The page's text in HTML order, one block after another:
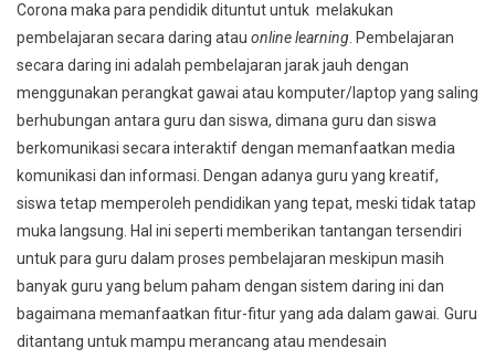
Corona maka para pendidik dituntut untuk melakukan
pembelajaran secara daring atau online learning . Pembelajaran
secara daring ini adalah pembelajaran jarak jauh dengan
menggunakan perangkat gawai atau komputer/laptop yang saling
berhubungan antara guru dan siswa, dimana guru dan siswa
berkomunikasi secara interaktif dengan memanfaatkan media
komunikasi dan informasi. Dengan adanya guru yang kreatif,
siswa tetap memperoleh pendidikan yang tepat, meski tidak tatap
muka langsung. Hal ini seperti memberikan tantangan tersendiri
untuk para guru dalam proses pembelajaran meskipun masih
banyak guru yang belum paham dengan sistem daring ini dan
bagaimana memanfaatkan fitur-fitur yang ada dalam gawai Guru
ditantang untuk mampu merancang atau mendesain